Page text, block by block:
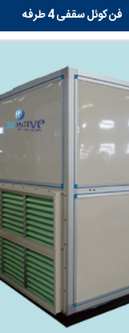
فن کوئل سقفی 4 طرفه